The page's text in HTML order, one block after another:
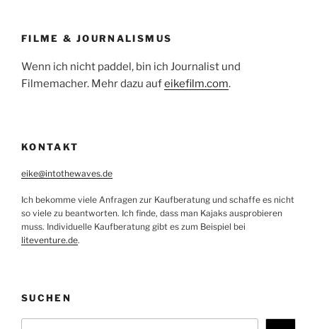
FILME & JOURNALISMUS
Wenn ich nicht paddel, bin ich Journalist und
Filmemacher. Mehr dazu aufeikefilm.com.
KONTAKT
eike@intothewaves.de
Ich bekomme viele Anfragen zur Kaufberatung und schaffe es nicht
so viele zu beantworten. Ich finde, dass man Kajaks ausprobieren
muss. Individuelle Kaufberatung gibt es zum Beispiel bei
liteventure.de.
SUCHEN